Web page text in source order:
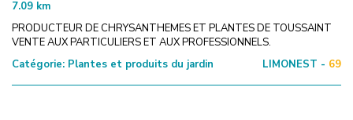
7.09 km
PRODUCTEUR DE CHRYSANTHEMES ET PLANTES DE TOUSSAINT
VENTE AUX PARTICULIERS ET AUX PROFESSIONNELS.
Catégorie: Plantes et produits du jardin LIMONEST - 69